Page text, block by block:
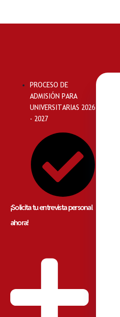
PROCESO DE
ADMISIÓN PARA
UNIVERSITARIAS 2026
- 2027
¡Solicita tu entrevista personal
ahora!